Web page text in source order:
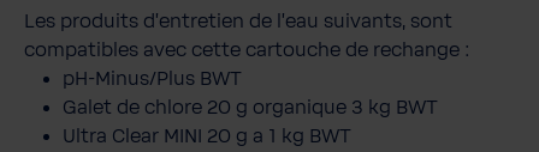
Les produits d'entretien de l'eau suivants, sont
compatibles avec cette cartouche de rechange :
pH-Minus/Plus BWT
Galet de chlore 20 g organique 3 kg BWT
Ultra Clear MINI 20 g a 1 kg BWT